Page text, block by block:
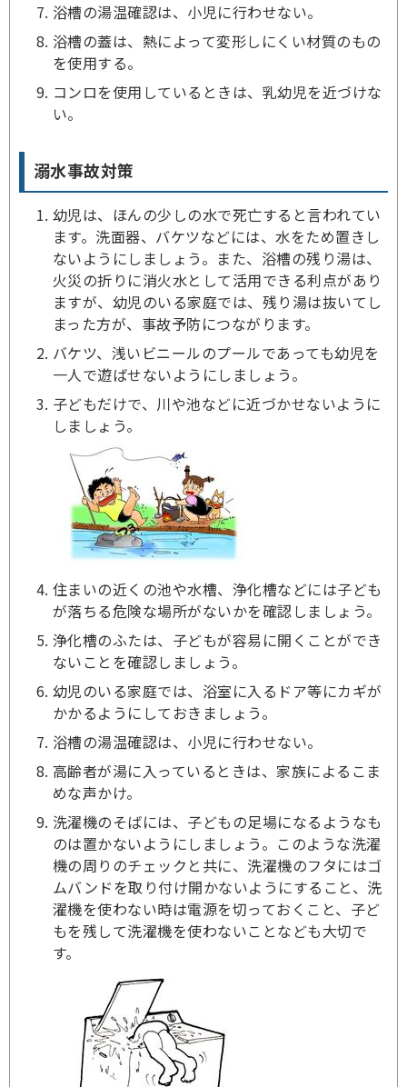
浴槽の湯温確認は、小児に行わせない。
浴槽の蓋は、熱によって変形しにくい材質のもの
を使用する。
コンロを使用しているときは、乳幼児を近づけな
い。
溺水事故対策
幼児は、ほんの少しの水で死亡すると言われてい
ます。洗面器、バケツなどには、水をため置きし
ないようにしましょう。また、浴槽の残り湯は、
火災の折りに消火水として活用できる利点があり
ますが、幼児のいる家庭では、残り湯は抜いてし
まった方が、事故予防につながります。
バケツ、浅いビニールのプールであっても幼児を
一人で遊ばせないようにしましょう。
子どもだけで、川や池などに近づかせないように
しましょう。
住まいの近くの池や水槽、浄化槽などには子ども
が落ちる危険な場所がないかを確認しましょう。
浄化槽のふたは、子どもが容易に開くことができ
ないことを確認しましょう。
幼児のいる家庭では、浴室に入るドア等にカギが
かかるようにしておきましょう。
浴槽の湯温確認は、小児に行わせない。
高齢者が湯に入っているときは、家族によるこま
めな声かけ。
洗濯機のそばには、子どもの足場になるようなも
のは置かないようにしましょう。このような洗濯
機の周りのチェックと共に、洗濯機のフタにはゴ
ムバンドを取り付け開かないようにすること、洗
濯機を使わない時は電源を切っておくこと、子ど
もを残して洗濯機を使わないことなども大切で
す。